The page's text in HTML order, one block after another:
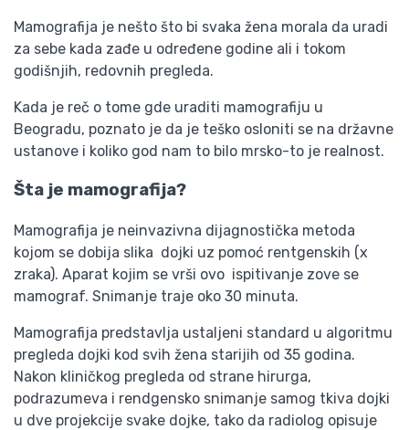
Mamografija je nešto što bi svaka žena morala da uradi
za sebe kada zađe u određene godine ali i tokom
godišnjih, redovnih pregleda.
Kada je reč o tome gde uraditi mamografiju u
Beogradu, poznato je da je teško osloniti se na državne
ustanove i koliko god nam to bilo mrsko-to je realnost.
Šta je mamografija?
Mamografija je neinvazivna dijagnostička metoda
kojom se dobija slika dojki uz pomoć rentgenskih (x
zraka). Aparat kojim se vrši ovo ispitivanje zove se
mamograf. Snimanje traje oko 30 minuta.
Mamografija predstavlja ustaljeni standard u algoritmu
pregleda dojki kod svih žena starijih od 35 godina.
Nakon kliničkog pregleda od strane hirurga,
podrazumeva i rendgensko snimanje samog tkiva dojki
u dve projekcije svake dojke, tako da radiolog opisuje